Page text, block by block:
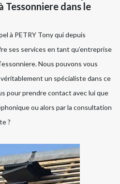
Tessonniere dans le
à PETRY Tony qui depuis
ses services en tant qu’entreprise
Nous pouvons vous
un spécialiste dans ce
pour prendre contact avec lui que
ou alors par la consultation
?